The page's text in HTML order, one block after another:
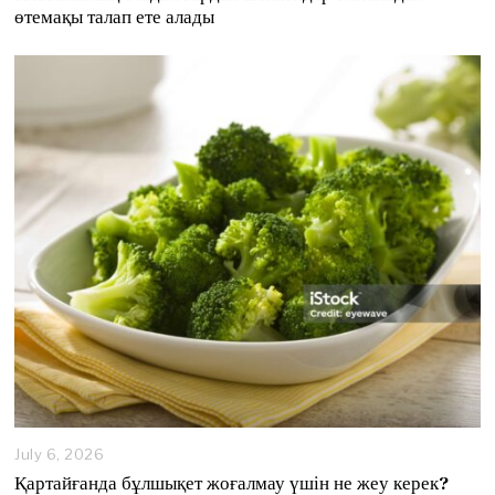
l
y
2
өтемақы талап ете алады
July 6, 2026
Қартайғанда бұлшықет жоғалмау үшін не жеу керек?